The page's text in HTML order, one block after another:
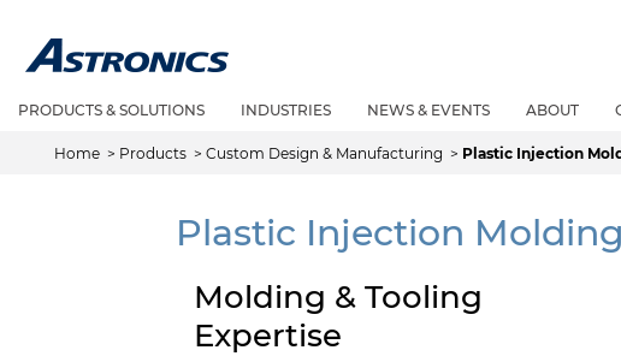
PRODUCTS & SOLUTIONS INDUSTRIES NEWS & EVENTS ABOUT
Home > Products > Custom Design & Manufacturing > Plastic Injection
Plastic Injection Molding
Molding & Tooling
Expertise